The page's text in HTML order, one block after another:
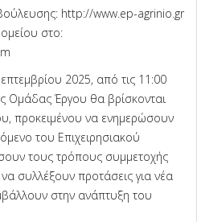
http://www.ep-agrinio.gr
στο:
2025, από τις 11:00
Ομάδας Έργου θα βρίσκονται
προκειμένου να ενημερώσουν
του Επιχειρησιακού
τους τρόπους συμμετοχής
συλλέξουν προτάσεις για νέα
στην ανάπτυξη του